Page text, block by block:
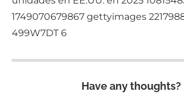
Have any thoughts?